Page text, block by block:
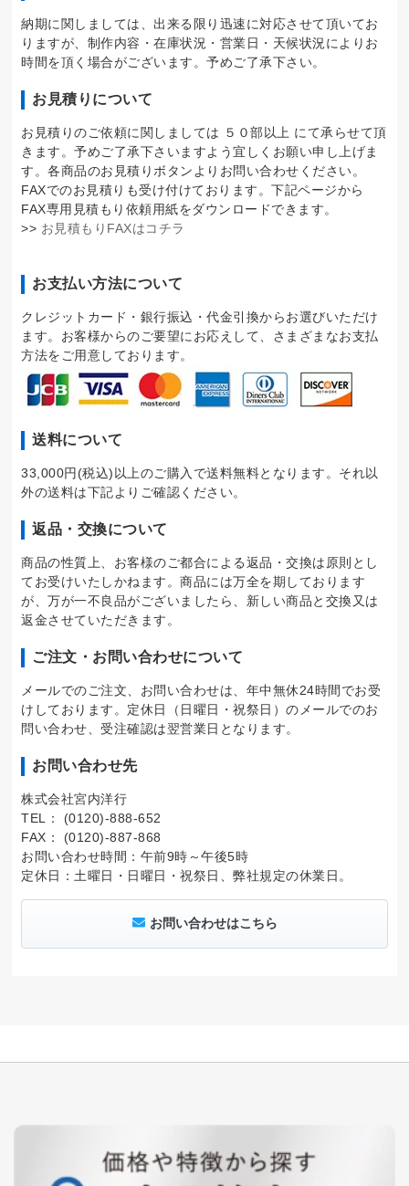
納期に関しましては、出来る限り迅速に対応させて頂いてお
りますが、制作内容・在庫状況・営業日・天候状況によりお
時間を頂く場合がございます。予めご了承下さい。
お見積りについて
お見積りのご依頼に関しましては ５０部以上 にて承らせて頂
きます。予めご了承下さいますよう宜しくお願い申し上げま
す。各商品のお見積りボタンよりお問い合わせください。
FAXでのお見積りも受け付けております。下記ページから
FAX専用見積もり依頼用紙をダウンロードできます。
>> お見積もりFAXはコチラ
お支払い方法について
クレジットカード・銀行振込・代金引換からお選びいただけ
ます。お客様からのご要望にお応えして、さまざまなお支払
方法をご用意しております。
送料について
33,000円(税込)以上のご購入で送料無料となります。それ以
外の送料は下記よりご確認ください。
返品・交換について
商品の性質上、お客様のご都合による返品・交換は原則とし
てお受けいたしかねます。商品には万全を期しております
が、万が一不良品がございましたら、新しい商品と交換又は
返金させていただきます。
ご注文・お問い合わせについて
メールでのご注文、お問い合わせは、年中無休24時間でお受
けしております。定休日（日曜日・祝祭日）のメールでのお
問い合わせ、受注確認は翌営業日となります。
お問い合わせ先
株式会社宮内洋行
TEL： (0120)-888-652
FAX： (0120)-887-868
お問い合わせ時間：午前9時～午後5時
定休日：土曜日・日曜日・祝祭日、弊社規定の休業日。
お問い合わせはこちら